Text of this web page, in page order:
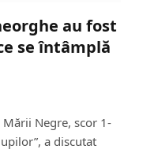
au fost
se întâmplă
Negre, scor 1-
a discutat